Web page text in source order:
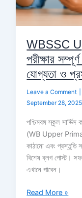
WBSSC
পরীক্ষার
যোগ্যতা ও
Leave a Comment
September 28, 2025
পশ্চিমবঙ্গ স্কুল সার্ভিস
(WB Upper
কাঠামো এবং প্রস্তুতি
বিশেষ ব্লগ পোস্ট।
এখানে পাবেন।
Read More »